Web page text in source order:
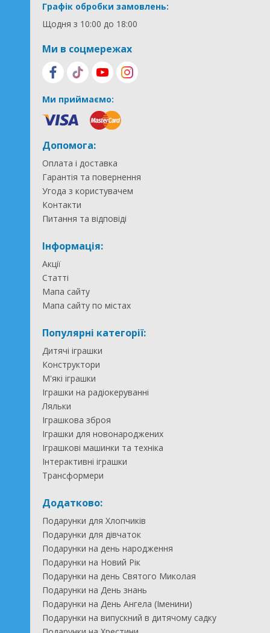
Графік обробки замовлень:
Щодня з 10:00 до 18:00
Ми в соцмережах
Ми приймаємо:
Допомога:
Оплата і доставка
Гарантія та повернення
Угода з користувачем
Контакти
Питання та відповіді
Інформація:
Акції
Статті
Мапа сайту
Мапа сайту по містах
Популярні категорії:
Дитячі іграшки
Конструктори
М'які іграшки
Іграшки на радіокеруванні
Ляльки
Іграшкова зброя
Іграшки для новонароджених
Іграшкові машинки та техніка
Інтерактивні іграшки
Трансформери
Додатково:
Подарунки для Хлопчиків
Подарунки для дівчаток
Подарунки на день народження
Подарунки на Новий Рік
Подарунки на день Святого Миколая
Подарунки на День знань
Подарунки на День Ангела (Іменини)
Подарунки на випускний в дитячому садку